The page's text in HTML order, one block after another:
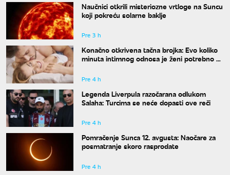
Naučnici otkrili misteriozne vrtloge na Suncu
koji pokreću solarne baklje
Pre 3 h
Konačno otkrivena tačna brojka: Evo koliko
minuta intimnog odnosa je ženi potrebno da
Pre 4 h
Legenda Liverpula razočarana odlukom
Salaha: Turcima se neće dopasti ove reči
Pre 4 h
Pomračenje Sunca 12. avgusta: Naočare za
posmatranje skoro rasprodate
Pre 4 h